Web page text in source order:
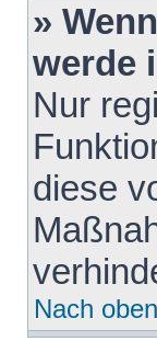
»
werde
Nur
diese
Nach oben